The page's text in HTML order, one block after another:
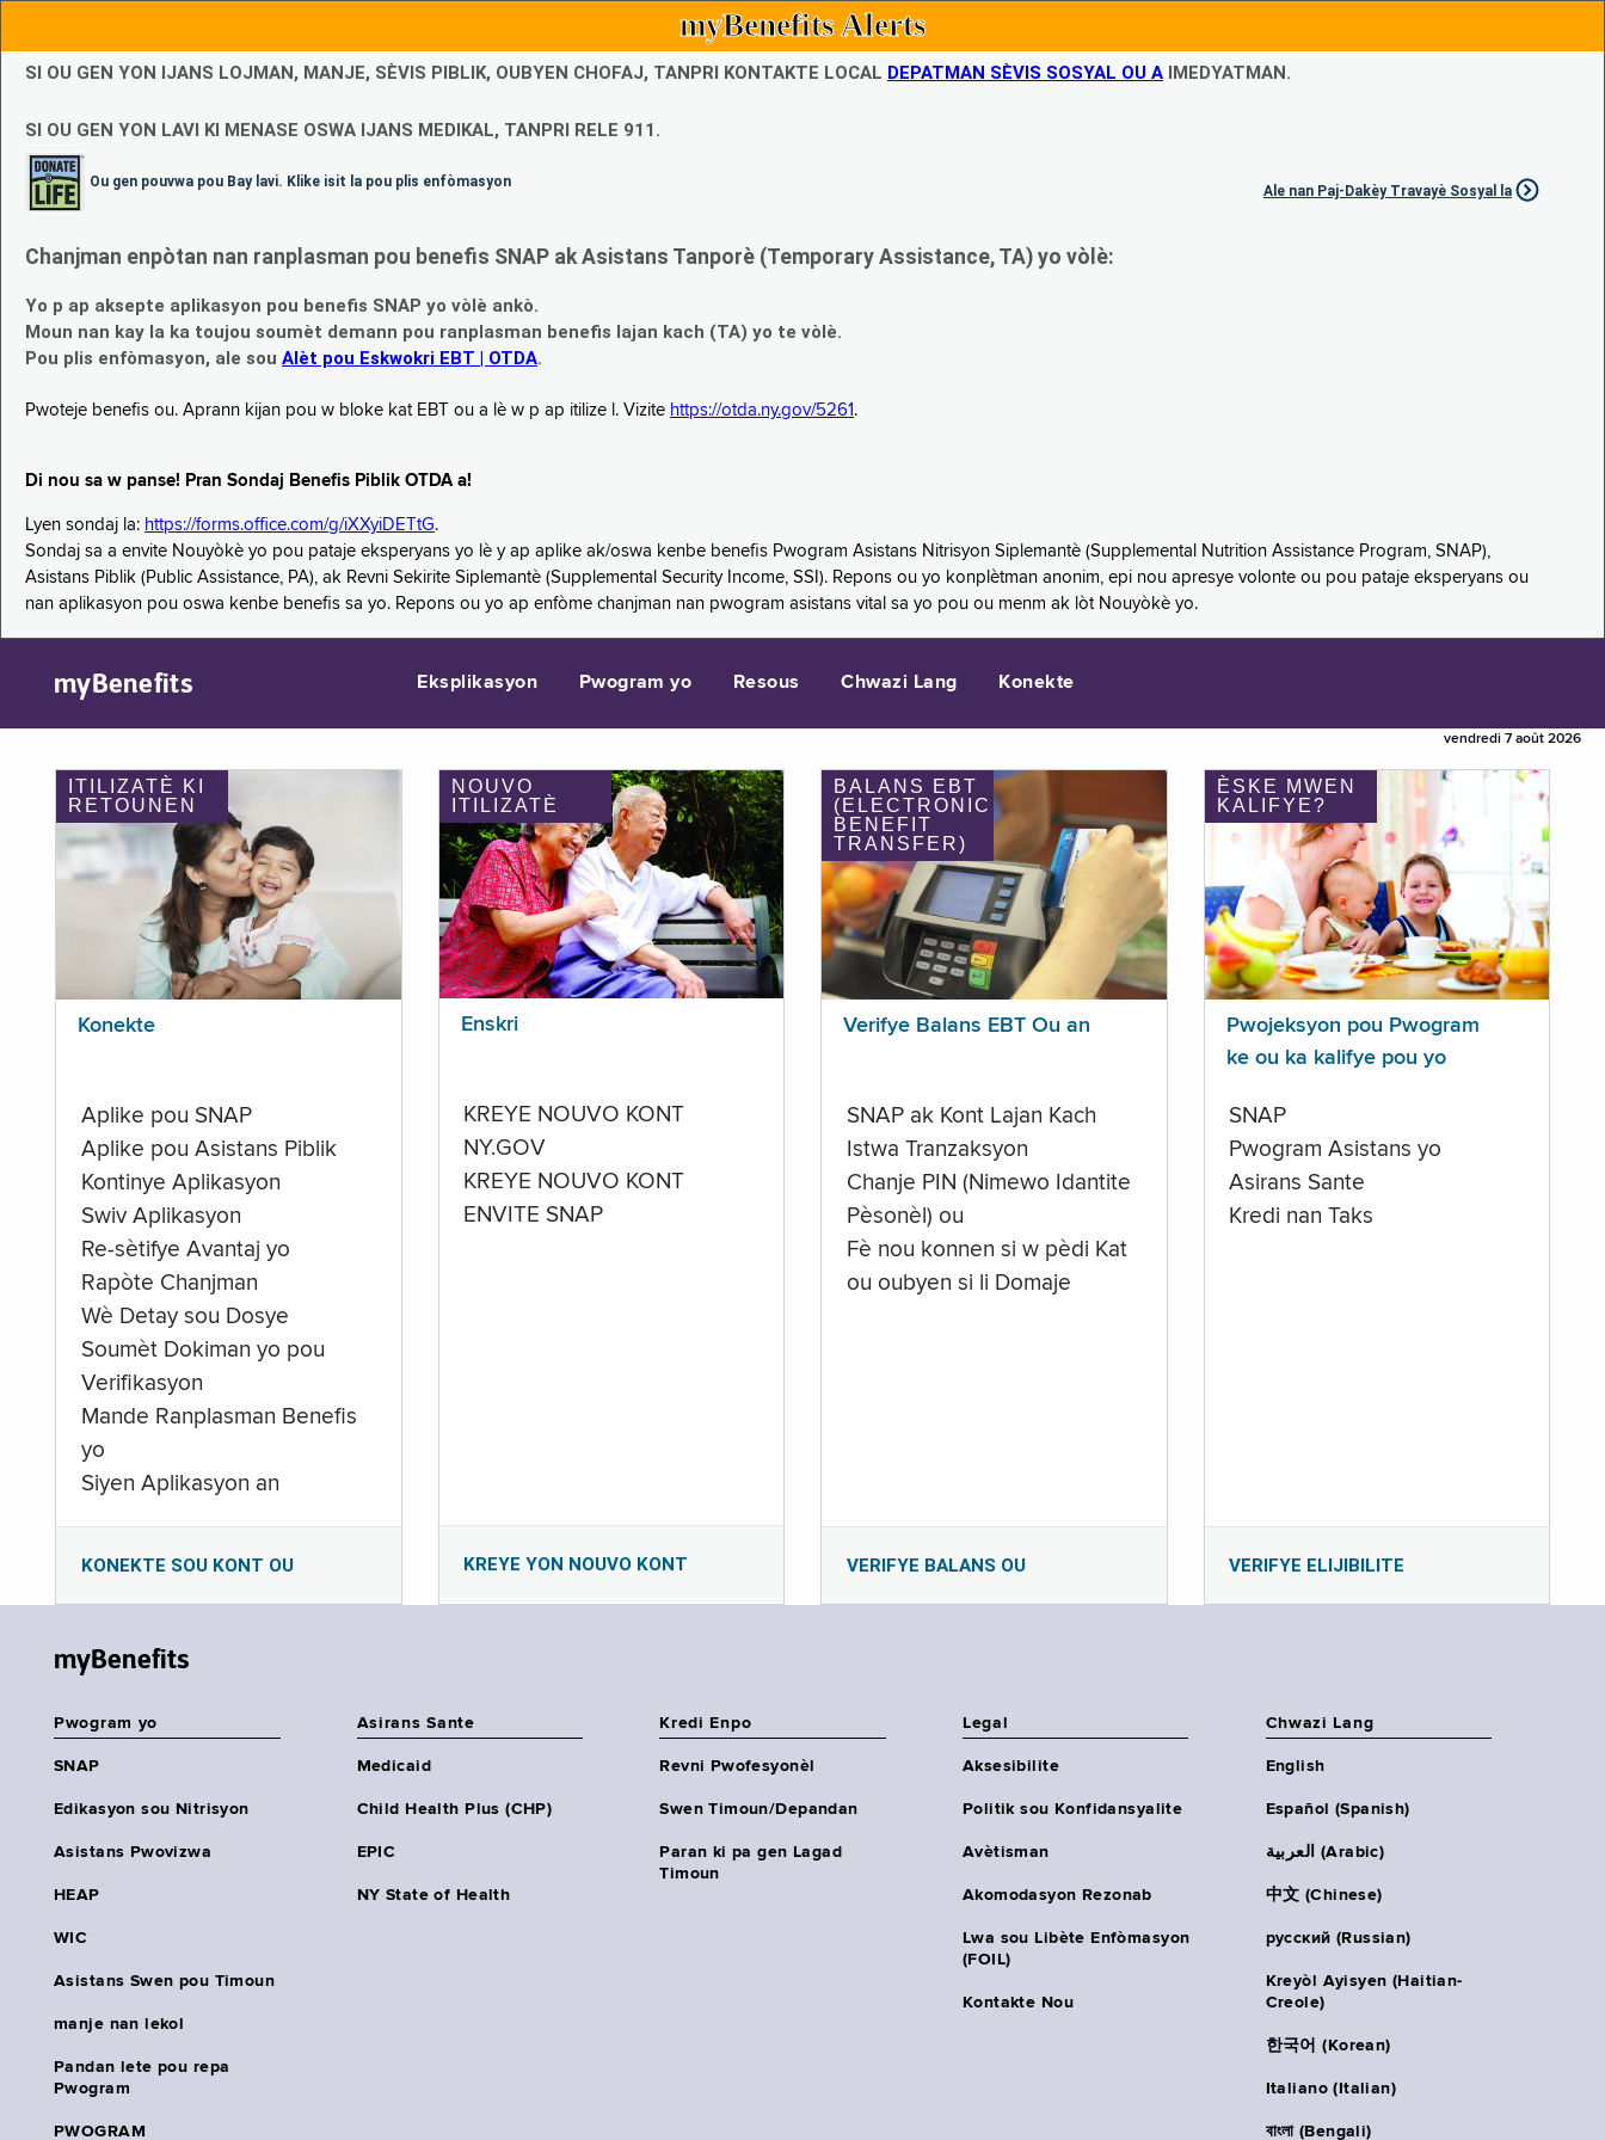
myBenefits Alerts
SI OU GEN YON IJANS LOJMAN, MANJE, SÈVIS PIBLIK, OUBYEN CHOFAJ, TANPRI KONTAKTE LOCAL DEPATMAN SÈVIS SOSYAL OU A IMEDYATMAN.
SI OU GEN YON LAVI KI MENASE OSWA IJANS MEDIKAL, TANPRI RELE 911.
Ou gen pouvwa pou Bay lavi. Klike isit la pou plis enfòmasyon
Ale nan Paj-Dakèy Travayè Sosyal la
Chanjman enpòtan nan ranplasman pou benefis SNAP ak Asistans Tanporè (Temporary Assistance, TA) yo vòlè:
Yo p ap aksepte aplikasyon pou benefis SNAP yo vòlè ankò.
Moun nan kay la ka toujou soumèt demann pou ranplasman benefis lajan kach (TA) yo te vòlè.
Pou plis enfòmasyon, ale sou Alèt pou Eskwokri EBT | OTDA.
Pwoteje benefis ou. Aprann kijan pou w bloke kat EBT ou a lè w p ap itilize l. Vizite https://otda.ny.gov/5261 .
Di nou sa w panse! Pran Sondaj Benefis Piblik OTDA a!
Lyen sondaj la: https://forms.office.com/g/iXXyiDETtG.
Sondaj sa a envite Nouyòkè yo pou pataje eksperyans yo lè y ap aplike ak/oswa kenbe benefis Pwogram Asistans Nitrisyon Siplemantè (Supplemental Nutrition Assistance Program, SNAP),
Asistans Piblik (Public Assistance, PA), ak Revni Sekirite Siplemantè (Supplemental Security Income, SSI). Repons ou yo konplètman anonim, epi nou apresye volonte ou pou pataje eksperyans ou
nan aplikasyon pou oswa kenbe benefis sa yo. Repons ou yo ap enfòme chanjman nan pwogram asistans vital sa yo pou ou menm ak lòt Nouyòkè yo.
myBenefits Eksplikasyon Pwogram yo Resous Chwazi Lang Konekte
vendredi 7 août 2026
ITILIZATÈ KI
RETOUNEN
Konekte
Aplike pou SNAP
Aplike pou Asistans Piblik
Kontinye Aplikasyon
Swiv Aplikasyon
Re-sètifye Avantaj yo
Rapòte Chanjman
Wè Detay sou Dosye
Soumèt Dokiman yo pou
Verifikasyon
Mande Ranplasman Benefis
yo
Siyen Aplikasyon an
KONEKTE SOU KONT OU
NOUVO
ITILIZATÈ
Enskri
KREYE NOUVO KONT
NY.GOV
KREYE NOUVO KONT
ENVITE SNAP
KREYE YON NOUVO KONT
BALANS EBT
(ELECTRONIC
BENEFIT
TRANSFER)
Verifye Balans EBT Ou an
SNAP ak Kont Lajan Kach
Istwa Tranzaksyon
Chanje PIN (Nimewo Idantite
Pèsonèl) ou
Fè nou konnen si w pèdi Kat
ou oubyen si li Domaje
VERIFYE BALANS OU
ÈSKE MWEN
KALIFYE?
Pwojeksyon pou Pwogram
ke ou ka kalifye pou yo
SNAP
Pwogram Asistans yo
Asirans Sante
Kredi nan Taks
VERIFYE ELIJIBILITE
myBenefits
Pwogram yo
SNAP
Edikasyon sou Nitrisyon
Asistans Pwovizwa
HEAP
WIC
Asistans Swen pou Timoun
manje nan lekol
Pandan lete pou repa
Pwogram
PWOGRAM
Asirans Sante
Medicaid
Child Health Plus (CHP)
EPIC
NY State of Health
Kredi Enpo
Revni Pwofesyonèl
Swen Timoun/Depandan
Paran ki pa gen Lagad
Timoun
Legal
Aksesibilite
Politik sou Konfidansyalite
Avètisman
Akomodasyon Rezonab
Lwa sou Libète Enfòmasyon
(FOIL)
Kontakte Nou
Chwazi Lang
English
Español (Spanish)
العربية (Arabic)
中文 (Chinese)
русский (Russian)
Kreyòl Ayisyen (Haitian-
Creole)
한국어 (Korean)
Italiano (Italian)
বাংলা (Bengali)